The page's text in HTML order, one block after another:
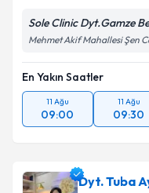
Sole Clinic Dyt.Gamze
Mehmet Akif Mahallesi Şen
En Yakın Saatler
11 Ağu
09:00
11 Ağu
09:30
Dyt. Tuba